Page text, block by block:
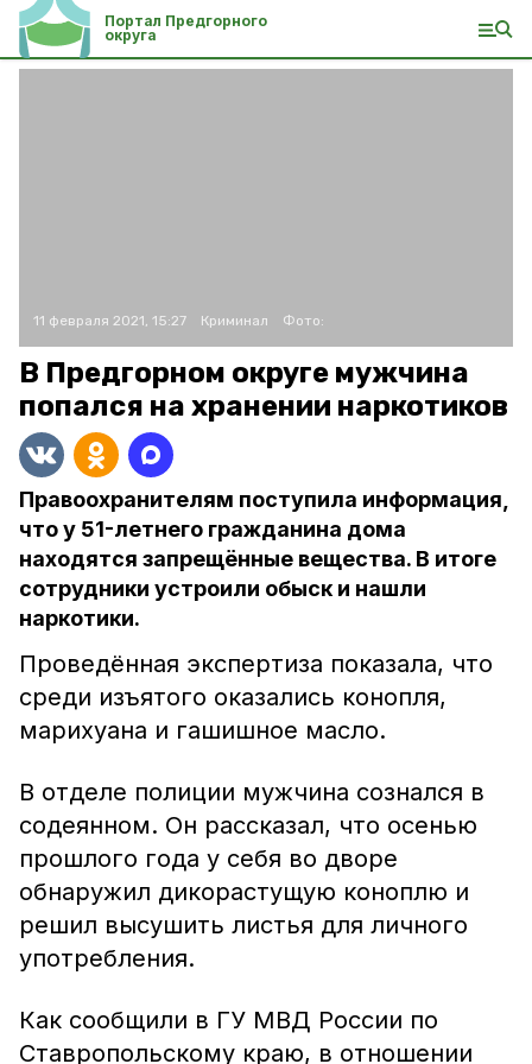
Портал Предгорного
округа
11 февраля 2021, 15:27 Криминал Фото:
В Предгорном округе мужчина
попался на хранении наркотиков
Правоохранителям поступила информация,
что у 51-летнего гражданина дома
находятся запрещённые вещества. В итоге
сотрудники устроили обыск и нашли
наркотики.
Проведённая экспертиза показала, что
среди изъятого оказались конопля,
марихуана и гашишное масло.
В отделе полиции мужчина сознался в
содеянном. Он рассказал, что осенью
прошлого года у себя во дворе
обнаружил дикорастущую коноплю и
решил высушить листья для личного
употребления.
Как сообщили в ГУ МВД России по
Ставропольскому краю, в отношении